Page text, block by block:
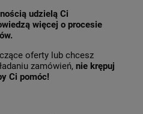
udzielą Ci
więcej o procesie
oferty lub chcesz
zamówień, nie krępuj
Ci pomóc!